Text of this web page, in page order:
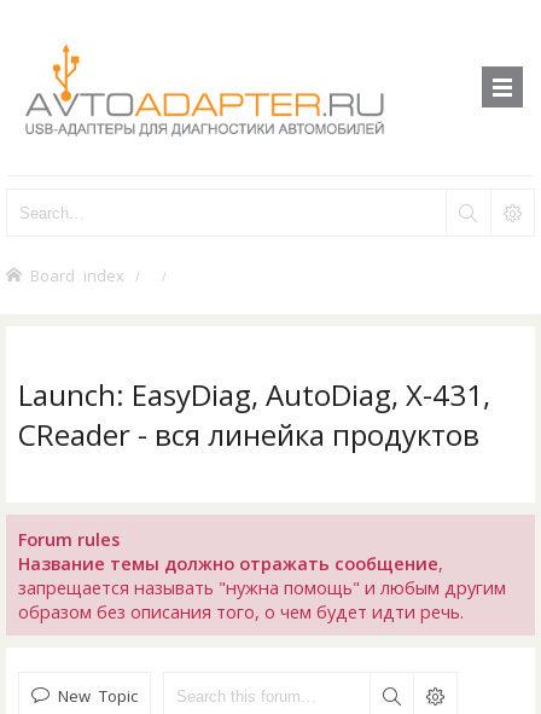
Board index
Launch: EasyDiag, AutoDiag, X-431,
CReader - вся линейка продуктов
Forum rules
Название темы должно отражать сообщение,
запрещается называть "нужна помощь" и любым другим
образом без описания того, о чем будет идти речь.
New Topic